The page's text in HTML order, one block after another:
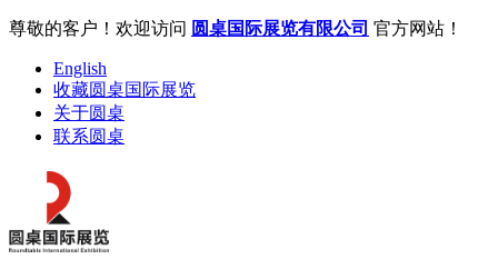
尊敬的客户！欢迎访问 圆桌国际展览有限公司 官方网站！
English
收藏圆桌国际展览
关于圆桌
联系圆桌